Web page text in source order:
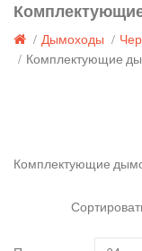
Дымоходы
Комплектующие
Комплектующие